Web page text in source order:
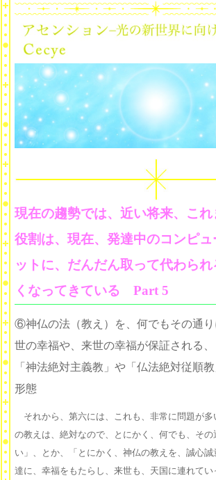
現在の趨勢では、近い将来、こ
役割は、現在、発達中のコンピ
ットに、だんだん取って代わら
くなってきている Part 5
⑥神仏の法（教え）を、何でもその通
世の幸福や、来世の幸福が保証される
「神法絶対主義教」や「仏法絶対従順
形態
それから、第六には、これも、非常に問題が多
の教えは、絶対なので、とにかく、何でも、その
い」、とか、「とにかく、神仏の教えを、誠心
達に、幸福をもたらし、来世も、天国に連れてい